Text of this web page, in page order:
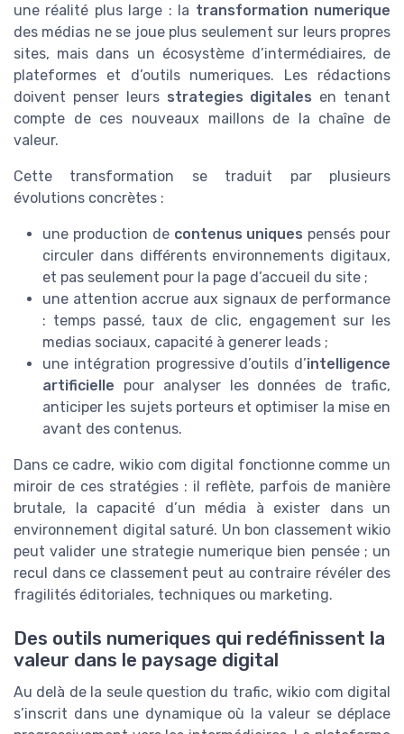
une réalité plus large : la transformation numerique
des médias ne se joue plus seulement sur leurs propres
sites, mais dans un écosystème d’intermédiaires, de
plateformes et d’outils numeriques. Les rédactions
doivent penser leurs strategies digitales en tenant
compte de ces nouveaux maillons de la chaîne de
valeur.
Cette transformation se traduit par plusieurs
évolutions concrètes :
une production de contenus uniques pensés pour
circuler dans différents environnements digitaux,
et pas seulement pour la page d’accueil du site ;
une attention accrue aux signaux de performance
: temps passé, taux de clic, engagement sur les
medias sociaux, capacité à generer leads ;
une intégration progressive d’outils d’intelligence
artificielle pour analyser les données de trafic,
anticiper les sujets porteurs et optimiser la mise en
avant des contenus.
Dans ce cadre, wikio com digital fonctionne comme un
miroir de ces stratégies : il reflète, parfois de manière
brutale, la capacité d’un média à exister dans un
environnement digital saturé. Un bon classement wikio
peut valider une strategie numerique bien pensée ; un
recul dans ce classement peut au contraire révéler des
fragilités éditoriales, techniques ou marketing.
Des outils numeriques qui redéfinissent la
valeur dans le paysage digital
Au delà de la seule question du trafic, wikio com digital
s’inscrit dans une dynamique où la valeur se déplace